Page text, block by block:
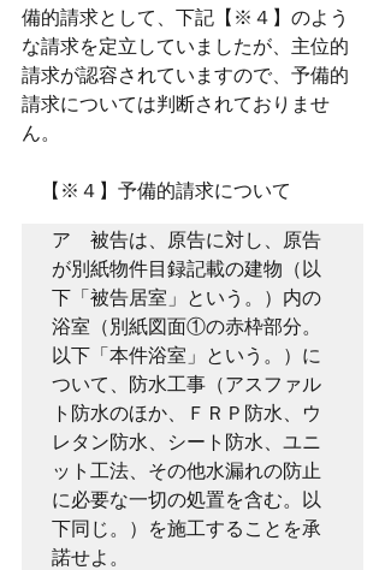
備的請求として、下記【※４】のよう
な請求を定立していましたが、主位的
請求が認容されていますので、予備的
請求については判断されておりませ
ん。
【※４】予備的請求について
ア　被告は、原告に対し、原告
が別紙物件目録記載の建物（以
下「被告居室」という。）内の
浴室（別紙図面①の赤枠部分。
以下「本件浴室」という。）に
ついて、防水工事（アスファル
ト防水のほか、ＦＲＰ防水、ウ
レタン防水、シート防水、ユニ
ット工法、その他水漏れの防止
に必要な一切の処置を含む。以
下同じ。）を施工することを承
諾せよ。